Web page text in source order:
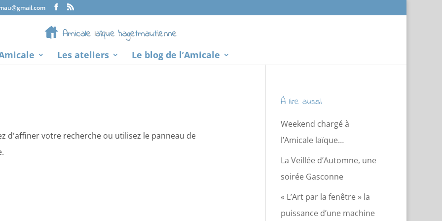
Les ateliers Le blog de l’Amicale
d'affiner votre recherche ou utilisez le panneau de
À lire aussi
Weekend chargé à
l’Amicale laïque…
La Veillée d’Automne, une
soirée Gasconne
« L’Art par la fenêtre » la
puissance d’une machine